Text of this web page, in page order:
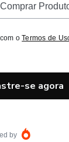
Comprar
oTermos de
se agora
by